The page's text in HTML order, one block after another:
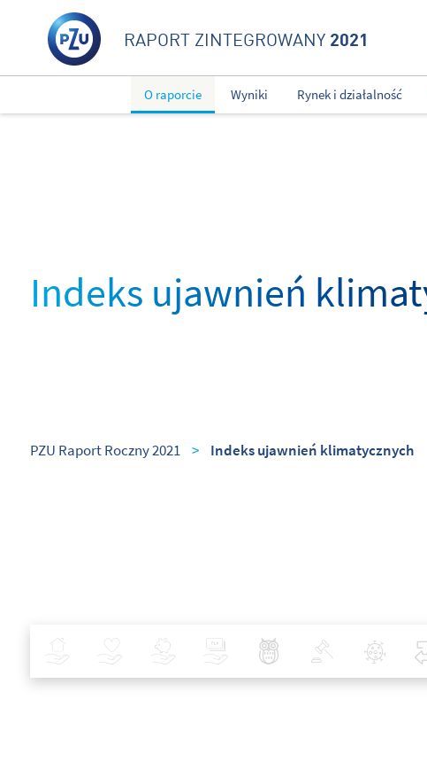
RAPORT ZINTEGROWANY 2021
O raporcie Wyniki Rynek i działalność
Indeks ujawnień
PZU Raport Roczny 2021 > Indeks ujawnień klimatycznych
Zdrowie Inwestycje Bankowość Najlepsze Praktyki
Polityka